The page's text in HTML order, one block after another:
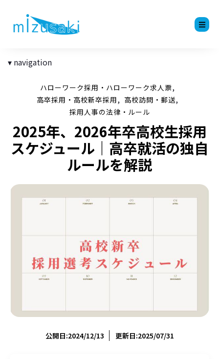
navigation
ハローワーク採用・ハローワーク求人票,
高卒採用・高校新卒採用, 高校訪問・郵送,
採用人事の法律・ルール
2025年、2026年卒高校生採用
スケジュール｜高卒就活の独自
ルールを解説
公開日:2024/12/13 更新日:2025/07/31